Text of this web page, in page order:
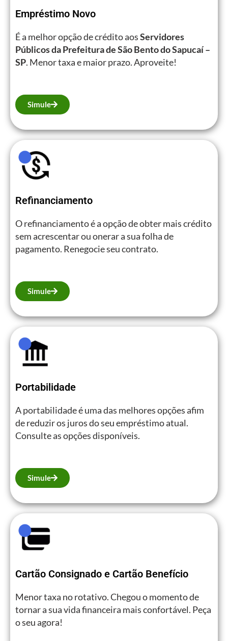
Empréstimo Novo
É a melhor opção de crédito aosServidores
Públicos da Prefeitura de São Bento do Sapucaí –
SP. Menor taxa e maior prazo. Aproveite!
Simule
Refinanciamento
O refinanciamento é a opção de obter mais crédito
sem acrescentar ou onerar a sua folha de
pagamento. Renegocie seu contrato.
Simule
Portabilidade
A portabilidade é uma das melhores opções afim
de reduzir os juros do seu empréstimo atual.
Consulte as opções disponíveis.
Simule
Cartão Consignado e Cartão Benefício
Menor taxa no rotativo. Chegou o momento de
tornar a sua vida financeira mais confortável. Peça
o seu agora!